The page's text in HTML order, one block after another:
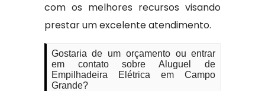
com os melhores recursos visando
prestar um excelente atendimento.
Gostaria de um orçamento ou entrar
em contato sobre Aluguel de
Empilhadeira Elétrica em Campo
Grande?